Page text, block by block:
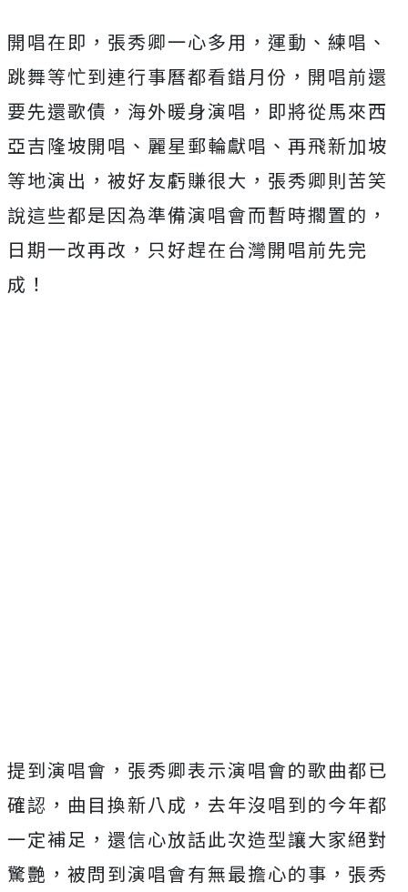
開唱在即，張秀卿一心多用，運動、練唱、
跳舞等忙到連行事曆都看錯月份，開唱前還
要先還歌債， 海外暖身演唱，即將從馬來西
亞吉隆坡開唱、麗星郵輪獻唱、 再飛新加坡
等地演出，被好友虧賺很大， 張秀卿則苦笑
說這些都是因為準備演唱會而暫時擱置的，
日期一改再改，只好趕在台灣開唱前先完
成！
提到演唱會，張秀卿表示演唱會的歌曲都已
確認，曲目換新八成， 去年沒唱到的今年都
一定補足， 還信心放話此次造型讓大家絕對
驚艷， 被問到演唱會有無最擔心的事， 張秀